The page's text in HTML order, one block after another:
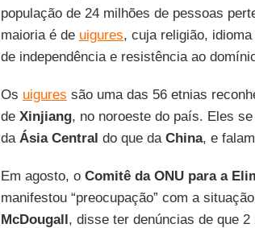
população de 24 milhões de pessoas
maioria é de uigures, cuja religião,
de independência e resistência ao
Os uigures são uma das 56 etnias
de Xinjiang, no noroeste do país. Eles
da Ásia Central do que da China, e
Em agosto, o Comitê da ONU para a
manifestou “preocupação” com a
McDougall, disse ter denúncias de que 2